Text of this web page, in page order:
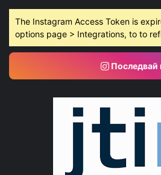
The Instagram Access Token is
options page > Integrations, to to
Последвай